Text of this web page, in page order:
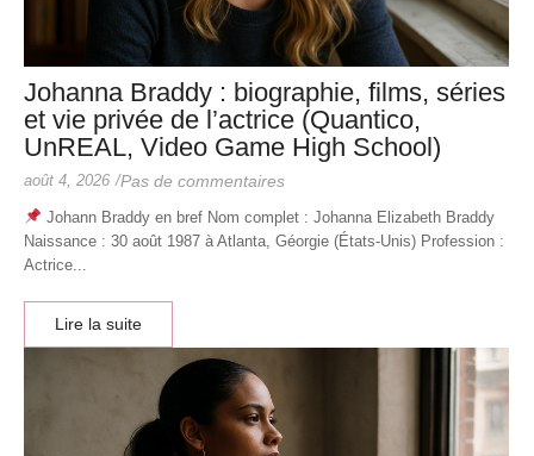
Johanna Braddy : biographie, films, séries
et vie privée de l’actrice (Quantico,
UnREAL, Video Game High School)
août 4, 2026 /Pas de commentaires
Johann Braddy en bref Nom complet : Johanna Elizabeth Braddy
Naissance : 30 août 1987 à Atlanta, Géorgie (États-Unis) Profession :
Actrice...
Lire la suite